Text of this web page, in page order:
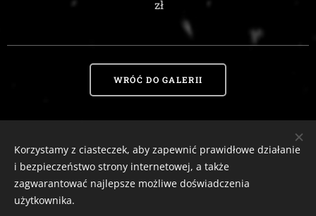
WRÓĆ DO GALERII
Zaciszny Zakątek Zawoja|Zawoja 1811, 34-222 Zawoja, woj. małopolskie
Email:zaciszny.zakatek.zawoja@gmail.com |Tel:604-643-167 |
Odstąp od umowytutaj Ciasteczka
Korzystamy z ciasteczek, aby zapewnić prawidłowe działanie
i bezpieczeństwo strony internetowej, a także
zagwarantować najlepsze możliwe doświadczenia
użytkownika.